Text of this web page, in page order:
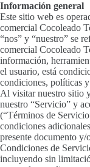
Información general
Este sitio web es
comercial Cocoleado
“nos” y “nuestro” se
comercial Cocoleado
información,
el usuario, está
condiciones, políticas
Al visitar nuestro sitio
nuestro “Servicio” y
(“Términos de
condiciones
presente documento
Condiciones de
incluyendo sin